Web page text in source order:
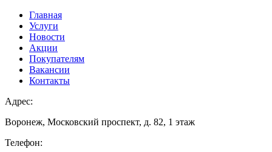
Главная
Услуги
Новости
Акции
Покупателям
Вакансии
Контакты
Адрес:
Воронеж, Московский проспект, д. 82, 1 этаж
Телефон: